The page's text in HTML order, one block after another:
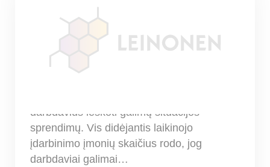
Laikinasis įdarbinimas –
populiarėjantis verslo
sprendimas, įmonių veiklai
peržengiant valstybių sienas
darbdavius ieškoti galimų situacijos
sprendimų. Vis didėjantis laikinojo
įdarbinimo įmonių skaičius rodo, jog
darbdaviai galimai…